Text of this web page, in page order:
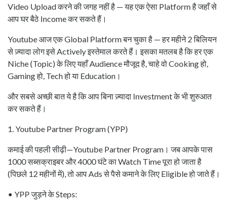
Video Upload करने की जगह नहीं है — यह एक ऐसा Platform है जहाँ से
आप घर बैठे Income कर सकते हैं।
Youtube आज एक Global Platform बन चुका है — हर महीने 2 बिलियन
से ज़्यादा लोग इसे Actively इस्तेमाल करते हैं। इसका मतलब है कि हर एक
Niche (Topic) के लिए यहाँ Audience मौजूद है, चाहे वो Cooking हो,
Gaming हो, Tech हो या Education।
और सबसे अच्छी बात ये है कि आप बिना ज़्यादा Investment के भी शुरुआत
कर सकते हैं।
1. Youtube Partner Program (YPP)
कमाई की पहली सीढ़ी—Youtube Partner Program। जब आपके पास
1000 सब्सक्राइबर और 4000 घंटे का Watch Time पूरा हो जाता है
(पिछले 12 महीनों में), तो आप Ads से पैसे कमाने के लिए Eligible हो जाते हैं।
• YPP जुड़ने के Steps: